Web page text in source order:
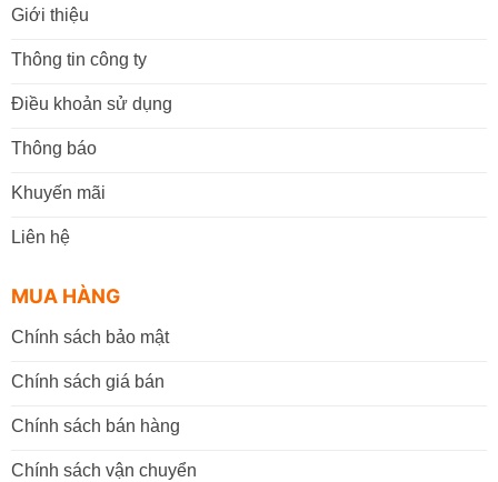
Giới thiệu
Thông tin công ty
Điều khoản sử dụng
Thông báo
Khuyến mãi
Liên hệ
MUA HÀNG
Chính sách bảo mật
Chính sách giá bán
Chính sách bán hàng
Chính sách vận chuyển